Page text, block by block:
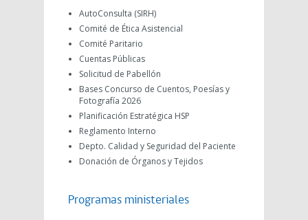
AutoConsulta (SIRH)
Comité de Ética Asistencial
Comité Paritario
Cuentas Públicas
Solicitud de Pabellón
Bases Concurso de Cuentos, Poesías y
Fotografía 2026
Planificación Estratégica HSP
Reglamento Interno
Depto. Calidad y Seguridad del Paciente
Donación de Órganos y Tejidos
Programas ministeriales